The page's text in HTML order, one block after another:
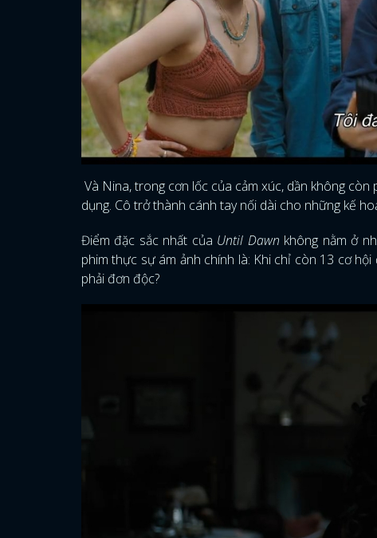
Và Nina, trong cơn lốc của cảm xúc, dần không
dụng. Cô trở thành cánh tay nối dài cho những kế
Điểm đặc sắc nhất của Until Dawn không nằm ở
phim thực sự ám ảnh chính là: Khi chỉ còn 13 cơ
phải đơn độc?